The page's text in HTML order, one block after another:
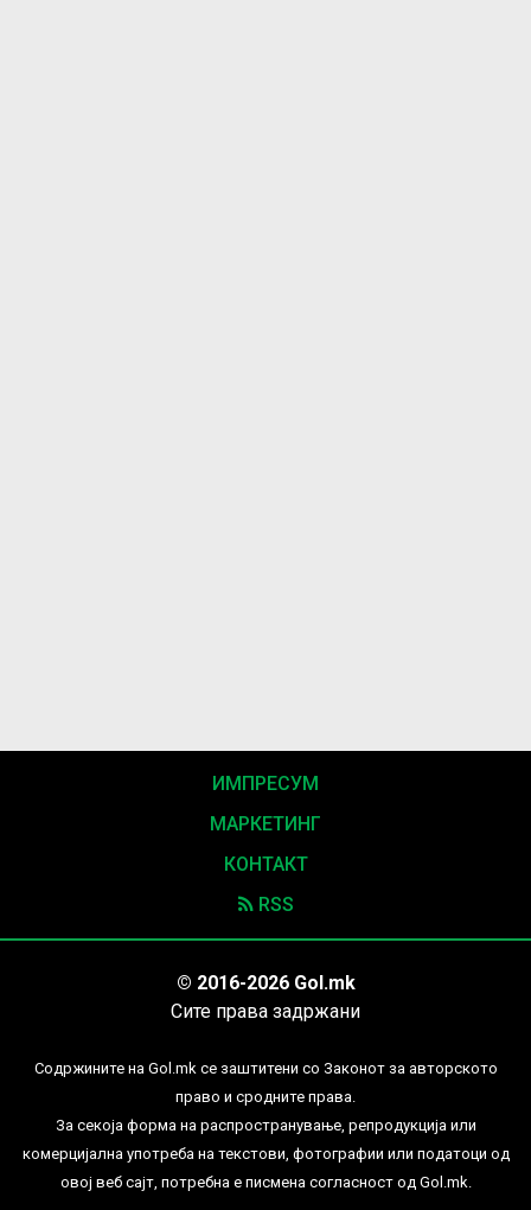
ИМПРЕСУМ
МАРКЕТИНГ
КОНТАКТ
RSS
© 2016-2026 Gol.mk
Сите права задржани
Содржините на Gol.mk се заштитени со Законот за авторското
право и сродните права.
За секоја форма на распространување, репродукција или
комерцијална употреба на текстови, фотографии или податоци од
овој веб сајт, потребна е писмена согласност од Gol.mk.